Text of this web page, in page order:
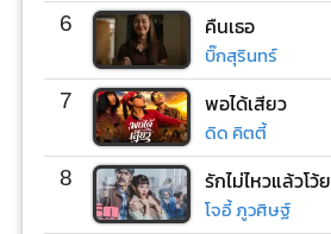
6 คืนเธอ
บิ๊กสุรินทร์
7 พอได้เสียว
ดิด คิตตี้
8 รักไม่ไหวแล้วโว้ย
โจอี้ ภูวศิษฐ์